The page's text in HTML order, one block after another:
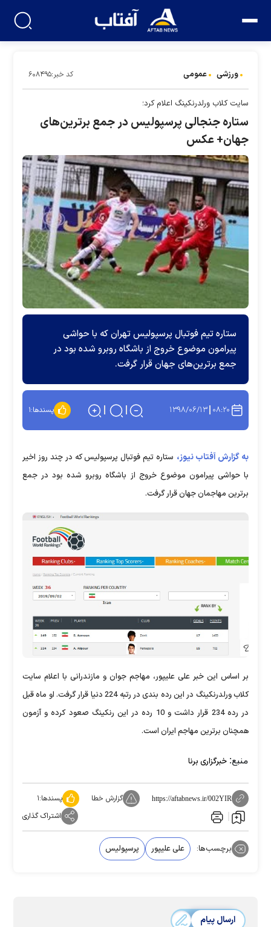
ورزشی عمومی کد خبر:۶۰۸۴۹۵
سایت کلاب‌ ورلد‌رنکینگ اعلام کرد؛
ستاره جنجالی پرسپولیس در جمع برترین‌های
جهان+ عکس
ستاره تیم فوتبال پرسپولیس تهران که با حواشی
پیرامون موضوع خروج از باشگاه روبرو شده بود در
جمع برترین‌های جهان قرار گرفت.
۰۸:۲۰ ۱۳۹۸/۰۶/۱۳ پسندها:۱
به گزارش آفتاب نیوز، ستاره تیم فوتبال پرسپولیس که در چند روز اخیر
با حواشی پیرامون موضوع خروج از باشگاه روبرو شده بود در جمع
برترین مهاجمان جهان قرار گرفت.
بر اساس این خبر علی علیپور، مهاجم جوان و مازندرانی با اعلام سایت
کلاب‌ ورلد‌رنکینگ در این رده بندی در رتبه 224 دنیا قرار گرفت. او ماه قبل
در رده 234 قرار داشت و 10 رده در این رنکینگ صعود کرده و آزمون
همچنان برترین مهاجم ایران است.
منبع: خبرگزاری برنا
https://aftabnews.ir/002YIR گزارش خطا پسندها:۱
اشتراک گذاری
برچسب‌ها: علی علیپور پرسپولیس
ارسال پیام